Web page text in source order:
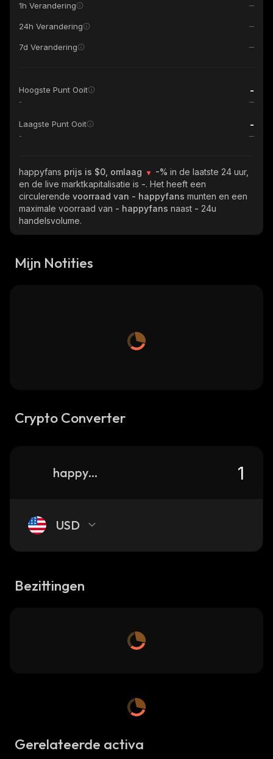
1h Verandering
24h Verandering
7d Verandering
Hoogste Punt Ooit -
-
Laagste Punt Ooit -
-
happyfans prijs is $0, omlaag -% in de laatste 24 uur,
en de live marktkapitalisatie is -. Het heeft een
circulerende voorraad van - happyfans munten en een
maximale voorraad van - happyfans naast - 24u
handelsvolume.
Mijn Notities
Crypto Converter
happyfans
USD
Bezittingen
Gerelateerde activa